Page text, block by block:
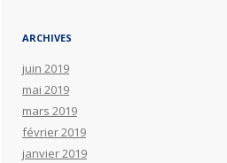
ARCHIVES
juin 2019
mai 2019
mars 2019
février 2019
janvier 2019